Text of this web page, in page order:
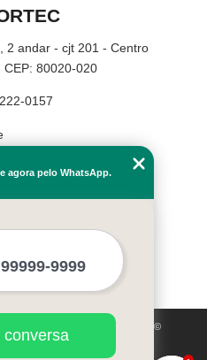
2 andar - cjt 201 - Centro
CEP: 80020-020
0157
de direitos autorais. Copyright©
agora pelo WhatsApp.
conversa